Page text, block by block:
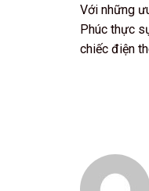
Với những
Phúc thực
chiếc điện